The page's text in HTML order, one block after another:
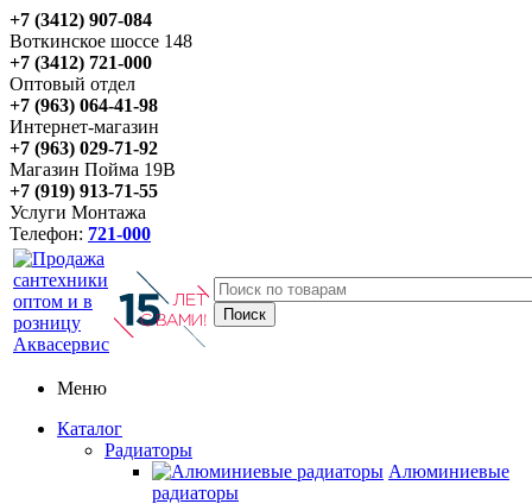
+7 (3412) 907-084
Воткинское шоссе 148
+7 (3412) 721-000
Оптовый отдел
+7 (963) 064-41-98
Интернет-магазин
+7 (963) 029-71-92
Магазин Пойма 19В
+7 (919) 913-71-55
Услуги Монтажа
Телефон: 721-000
Меню
Каталог
Радиаторы
Алюминиевые
радиаторы